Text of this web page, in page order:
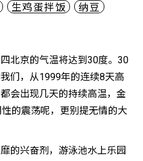
生鸡蛋拌饭
纳豆
北京的气温将达到30度。30
们，从1999年的连续8天高
会出现几天的持续高温，金
的震荡呢，更别提无情的大
的兴奋剂，游泳池水上乐园